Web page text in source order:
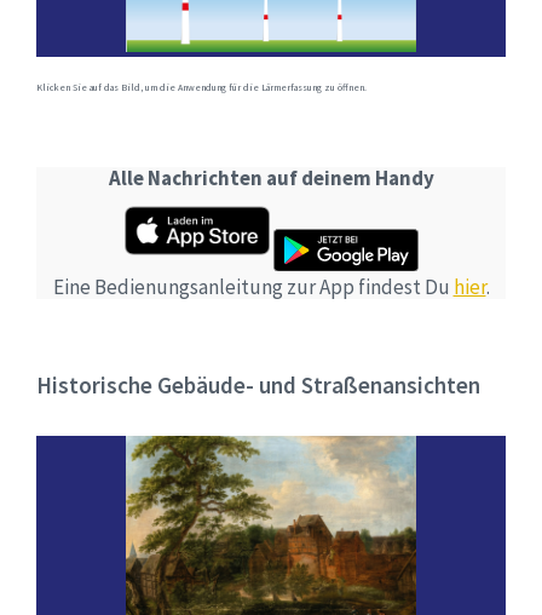
Klicken Sie auf das Bild, um die Anwendung für die Lärmerfassung zu öffnen.
Alle Nachrichten auf deinem Handy
Eine Bedienungsanleitung zur App findest Du hier.
Historische Gebäude- und Straßenansichten